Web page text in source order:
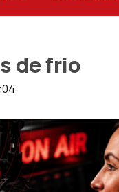
de frio